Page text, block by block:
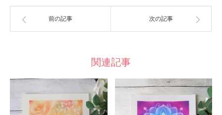
前の記事 次の記事
関連記事